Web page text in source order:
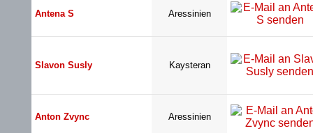
Antena S Aressinien
Slavon Susly Kaysteran
Anton Zvync Aressinien